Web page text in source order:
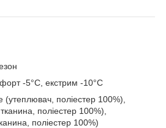
-5°C, екстрим -10°C
(утеплювач, поліестер 100%),
поліестер 100%),
поліестер 100%)